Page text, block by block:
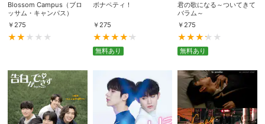
Blossom Campus（ブロ
ッサム・キャンパス）
￥275
ボナペティ！
￥275
無料あり
君の歌になる～ついてきて
バラム～
￥275
無料あり